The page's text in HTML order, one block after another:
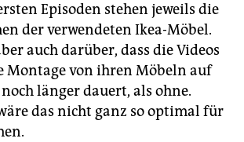
Episoden stehen jeweils die
der verwendeten Ikea-Möbel.
auch darüber, dass die Videos
Montage von ihren Möbeln auf
länger dauert, als ohne.
das nicht ganz so optimal für